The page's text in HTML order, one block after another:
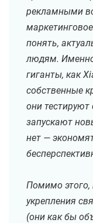
рекламными
понять,
людям.
гиганты, как
собственные
они тестируют
запускают
нет —
Помимо этого,
укрепления
(они как бы